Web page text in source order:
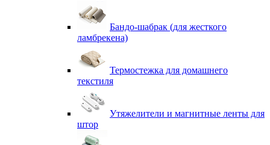
Бандо-шабрак (для жесткого
ламбрекена)
Термостежка для домашнего
текстиля
Утяжелители и магнитные ленты для
штор